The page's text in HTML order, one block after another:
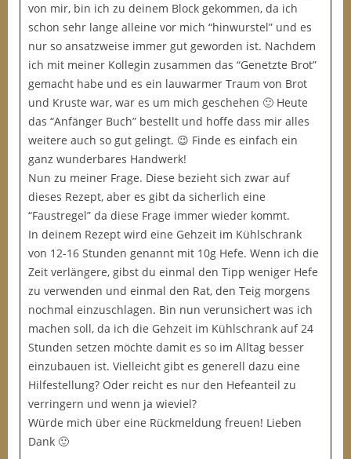
von mir, bin ich zu deinem Block gekommen, da ich
schon sehr lange alleine vor mich “hinwurstel” und es
nur so ansatzweise immer gut geworden ist. Nachdem
ich mit meiner Kollegin zusammen das “Genetzte Brot”
gemacht habe und es ein lauwarmer Traum von Brot
und Kruste war, war es um mich geschehen 🙂 Heute
das “Anfänger Buch” bestellt und hoffe dass mir alles
weitere auch so gut gelingt. 😉 Finde es einfach ein
ganz wunderbares Handwerk!
Nun zu meiner Frage. Diese bezieht sich zwar auf
dieses Rezept, aber es gibt da sicherlich eine
“Faustregel” da diese Frage immer wieder kommt.
In deinem Rezept wird eine Gehzeit im Kühlschrank
von 12-16 Stunden genannt mit 10g Hefe. Wenn ich die
Zeit verlängere, gibst du einmal den Tipp weniger Hefe
zu verwenden und einmal den Rat, den Teig morgens
nochmal einzuschlagen. Bin nun verunsichert was ich
machen soll, da ich die Gehzeit im Kühlschrank auf 24
Stunden setzen möchte damit es so im Alltag besser
einzubauen ist. Vielleicht gibt es generell dazu eine
Hilfestellung? Oder reicht es nur den Hefeanteil zu
verringern und wenn ja wieviel?
Würde mich über eine Rückmeldung freuen! Lieben
Dank 🙂